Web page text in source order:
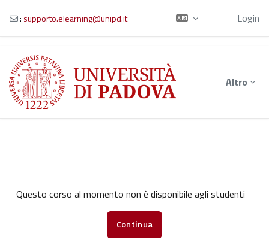
Vai al contenuto principale
: supporto.elearning@unipd.it Login
Altro
Questo corso al momento non è disponibile agli studenti
Continua